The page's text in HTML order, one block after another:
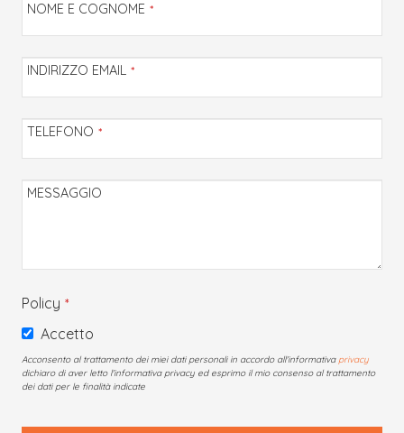
NOME E COGNOME *
INDIRIZZO EMAIL *
TELEFONO *
MESSAGGIO
Policy *
Accetto
Acconsento al trattamento dei miei dati personali in accordo all'informativa privacy
dichiaro di aver letto l'informativa privacy ed esprimo il mio consenso al trattamento
dei dati per le finalità indicate